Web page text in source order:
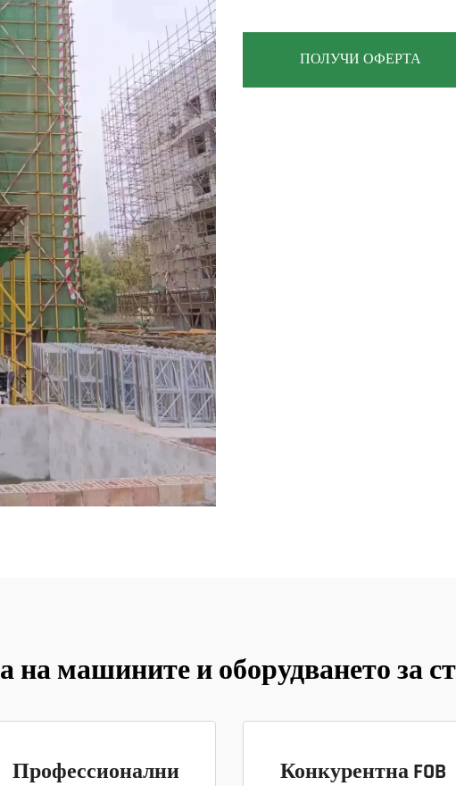
ПОЛУЧИ ОФЕРТА
на машините и оборудването за
Профессионални
Конкурентна FOB